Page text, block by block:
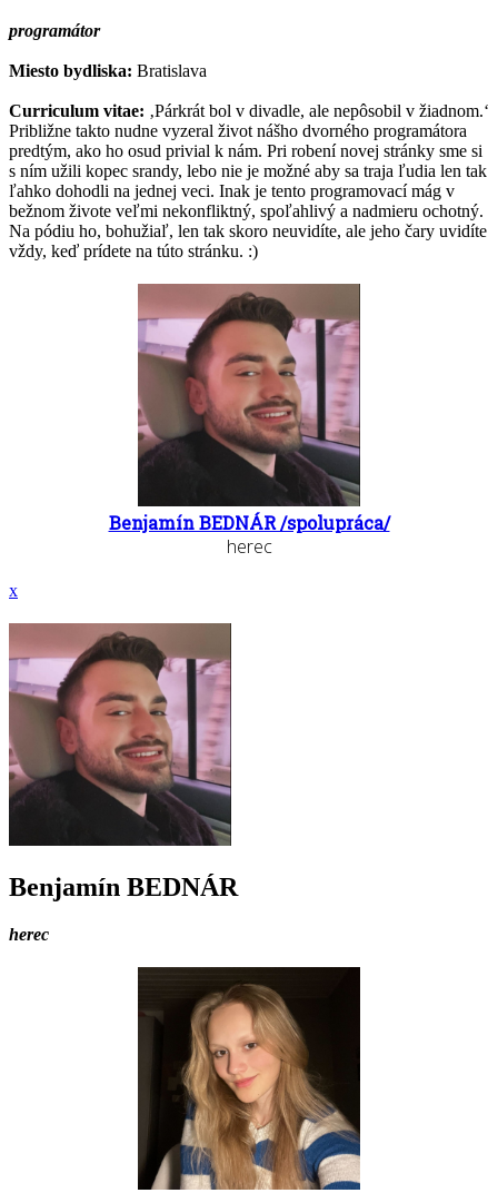
programátor
Miesto bydliska: Bratislava
Curriculum vitae: ‚Párkrát bol v divadle, ale nepôsobil v žiadnom.‘
Približne takto nudne vyzeral život nášho dvorného programátora
predtým, ako ho osud privial k nám. Pri robení novej stránky sme si
s ním užili kopec srandy, lebo nie je možné aby sa traja ľudia len tak
ľahko dohodli na jednej veci. Inak je tento programovací mág v
bežnom živote veľmi nekonfliktný, spoľahlivý a nadmieru ochotný.
Na pódiu ho, bohužiaľ, len tak skoro neuvidíte, ale jeho čary uvidíte
vždy, keď prídete na túto stránku. :)
Benjamín BEDNÁR /spolupráca/
herec
x
Benjamín BEDNÁR
herec